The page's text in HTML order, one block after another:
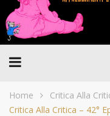
Home
Critica Alla
Critica Alla Critica – 42°